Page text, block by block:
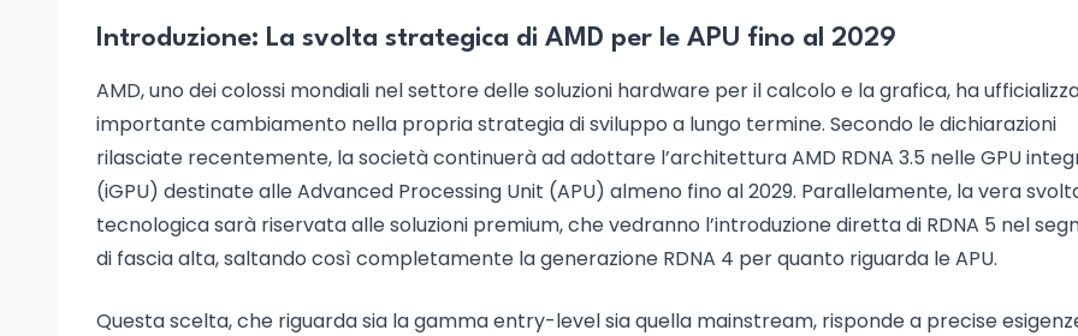
Introduzione: La svolta strategica di AMD per le APU fino al 2029
AMD, uno dei colossi mondiali nel settore delle soluzioni hardware per il calcolo e la grafica, ha
importante cambiamento nella propria strategia di sviluppo a lungo termine. Secondo le dichiarazioni
rilasciate recentemente, la società continuerà ad adottare l’architettura AMD RDNA 3.5 nelle GPU
(iGPU) destinate alle Advanced Processing Unit (APU) almeno fino al 2029. Parallelamente, la vera
tecnologica sarà riservata alle soluzioni premium, che vedranno l’introduzione diretta di RDNA 5 nel
di fascia alta, saltando così completamente la generazione RDNA 4 per quanto riguarda le APU.
Questa scelta, che riguarda sia la gamma entry-level sia quella mainstream, risponde a precise